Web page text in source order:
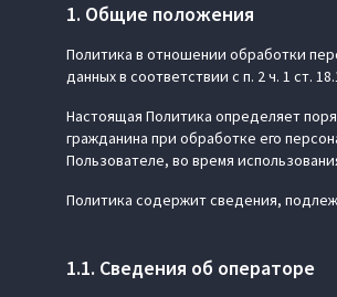
1. Общие положения
Политика в отношении обработки
данных в соответствии с п. 2 ч. 1 ст.
Настоящая Политика определяет
гражданина при обработке его
Пользователе, во время
Политика содержит сведения,
1.1. Сведения об операторе